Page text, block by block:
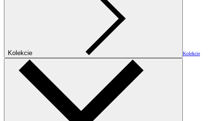
Kolekcie Kolekcie